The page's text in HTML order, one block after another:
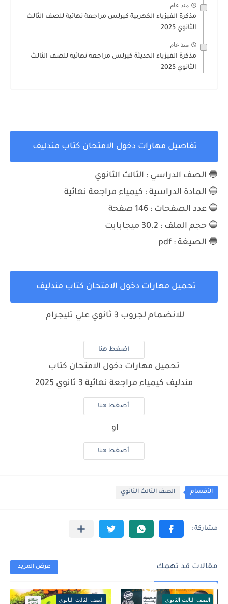
منذ عام
مذكرة الفيزياء الكهربية كيرلس مراجعة نهائية للصف الثالث
الثانوي 2025
منذ عام
مذكرة الفيزياء الحديثة كيرلس مراجعة نهائية للصف الثالث
الثانوي 2025
تفاصيل مهارات دخول الامتحان كتاب مندليف
🔵 الصف الدراسي : الثالث الثانوي
🔵 المادة الدراسية : كيمياء مراجعة نهائية
🔵 عدد الصفحات : 146
صفحة
🔵 حجم الملف : 30.2 ميجابايت
🔵 الصيغة : pdf
تحميل مهارات دخول الامتحان كتاب مندليف
للانضمام لجروب 3 ثانوي علي تليجرام
اضغط هنا
تحميل مهارات دخول الامتحان كتاب
مندليف كيمياء مراجعة نهائية 3 ثانوي 2025
أضغط هنا
او
أضغط هنا
الأقسام الصف الثالث الثانوي
مقالات قد تهمك عرض المزيد
الصف الثالث الثانوي الصف الثالث الثانوي